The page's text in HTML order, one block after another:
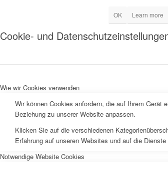
OK Learn more
Cookie- und
Wie wir Cookies verwenden
Wir können Cookies anfordern, die auf Ihrem Gerät
Beziehung zu unserer Website anpassen.
Klicken Sie auf die verschiedenen
Erfahrung auf unseren Websites und auf die
Notwendige Website Cookies